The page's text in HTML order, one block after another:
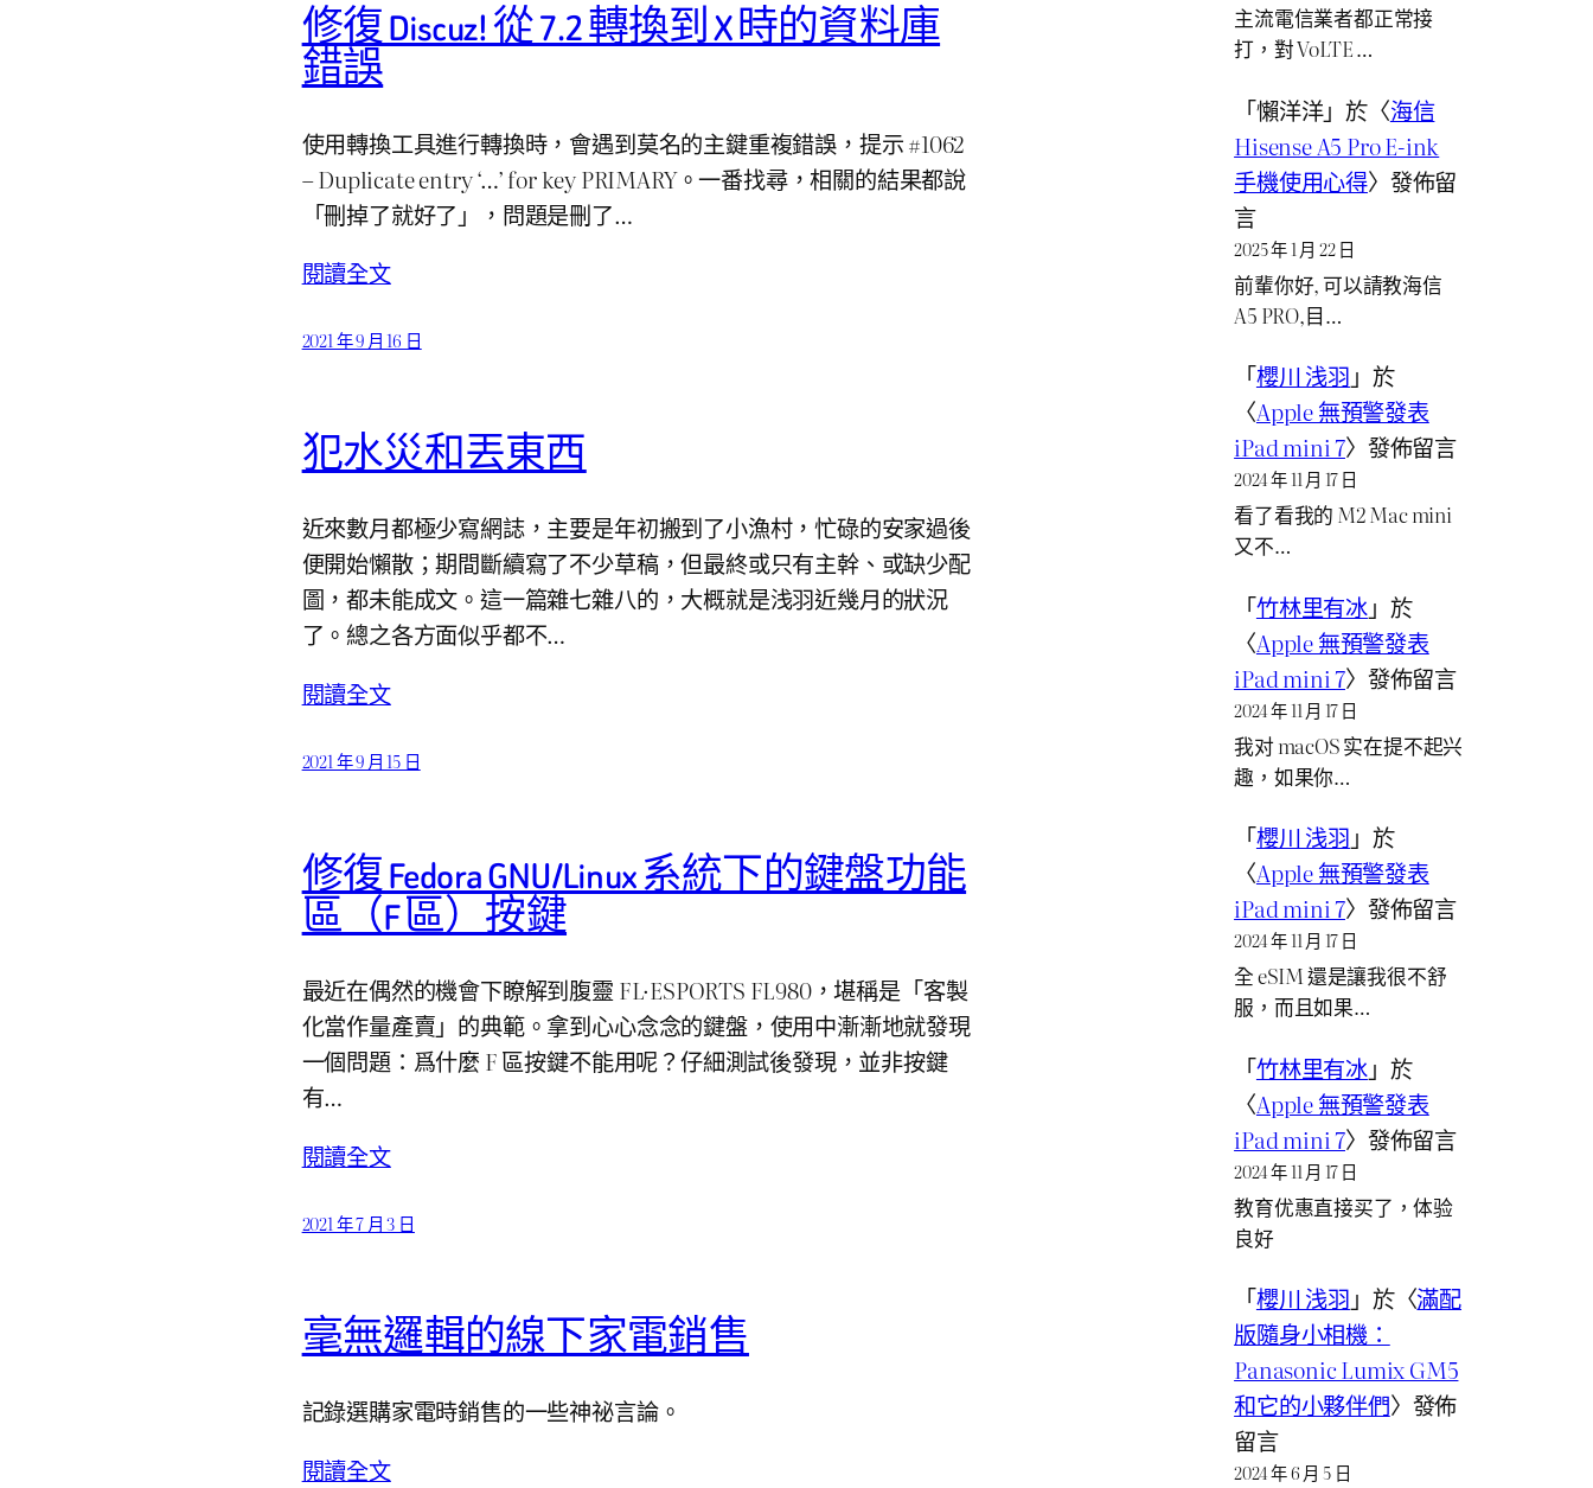
修復 Discuz! 從 7.2 轉換到 X 時的資料庫
錯誤
使用轉換工具進行轉換時，會遇到莫名的主鍵重複錯誤，提示 #1062
– Duplicate entry ‘…’ for key PRIMARY。一番找尋，相關的結果都說
「刪掉了就好了」，問題是刪了…
閱讀全文
2021 年 9 月 16 日
犯水災和丟東西
近來數月都極少寫網誌，主要是年初搬到了小漁村，忙碌的安家過後
便開始懶散；期間斷續寫了不少草稿，但最終或只有主幹、或缺少配
圖，都未能成文。這一篇雜七雜八的，大概就是浅羽近幾月的狀況
了。總之各方面似乎都不…
閱讀全文
2021 年 9 月 15 日
修復 Fedora GNU/Linux 系統下的鍵盤功能
區（F 區）按鍵
最近在偶然的機會下瞭解到腹靈 FL·ESPORTS FL980，堪稱是「客製
化當作量產賣」的典範。拿到心心念念的鍵盤，使用中漸漸地就發現
一個問題：爲什麼 F 區按鍵不能用呢？仔細測試後發現，並非按鍵
有…
閱讀全文
2021 年 7 月 3 日
毫無邏輯的線下家電銷售
記錄選購家電時銷售的一些神祕言論。
閱讀全文
主流電信業者都正常接
打，對 VoLTE …
「懶洋洋」於〈海信
Hisense A5 Pro E-ink
手機使用心得〉發佈留
言
2025 年 1 月 22 日
前輩你好, 可以請教海信
A5 PRO,目…
「櫻川 浅羽 」於
〈Apple 無預警發表
iPad mini 7〉發佈留言
2024 年 11 月 17 日
看了看我的 M2 Mac mini
又不…
「竹林里有冰」於
〈Apple 無預警發表
iPad mini 7〉發佈留言
2024 年 11 月 17 日
我对 macOS 实在提不起兴
趣，如果你…
「櫻川 浅羽 」於
〈Apple 無預警發表
iPad mini 7〉發佈留言
2024 年 11 月 17 日
全 eSIM 還是讓我很不舒
服，而且如果…
「竹林里有冰」於
〈Apple 無預警發表
iPad mini 7〉發佈留言
2024 年 11 月 17 日
教育优惠直接买了，体验
良好
「櫻川 浅羽 」於〈滿配
版隨身小相機：
Panasonic Lumix GM5
和它的小夥伴們〉發佈
留言
2024 年 6 月 5 日